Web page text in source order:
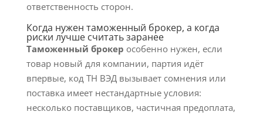
ответственность сторон.
Когда нужен таможенный брокер, а когда
риски лучше считать заранее
Таможенный брокер особенно нужен, если
товар новый для компании, партия идёт
впервые, код ТН ВЭД вызывает сомнения или
поставка имеет нестандартные условия:
несколько поставщиков, частичная предоплата,